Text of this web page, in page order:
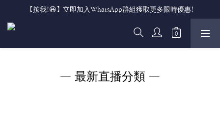
【按我!😆】立即加入WhatsApp群組獲取更多限時優惠!
— 最新直播分類 —